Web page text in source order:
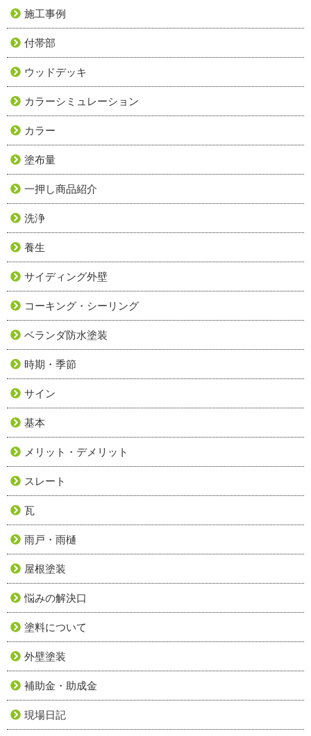
施工事例
付帯部
ウッドデッキ
カラーシミュレーション
カラー
塗布量
一押し商品紹介
洗浄
養生
サイディング外壁
コーキング・シーリング
ベランダ防水塗装
時期・季節
サイン
基本
メリット・デメリット
スレート
瓦
雨戸・雨樋
屋根塗装
悩みの解決口
塗料について
外壁塗装
補助金・助成金
現場日記